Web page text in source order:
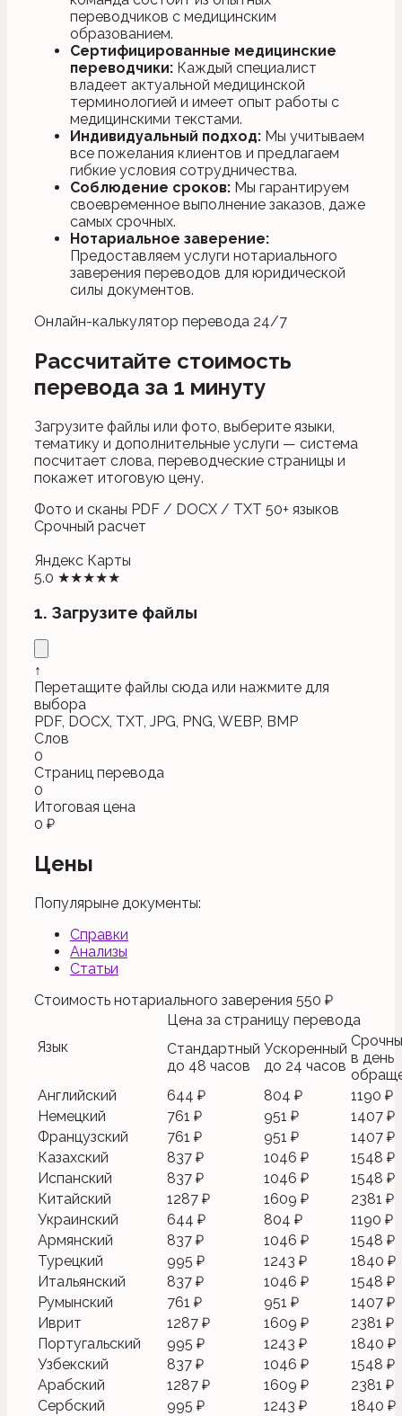
переводчиков с медицинским
образованием.
Сертифицированные медицинские
переводчики: Каждый специалист
владеет актуальной медицинской
терминологией и имеет опыт работы с
медицинскими текстами.
Индивидуальный подход: Мы учитываем
все пожелания клиентов и предлагаем
гибкие условия сотрудничества.
Соблюдение сроков: Мы гарантируем
своевременное выполнение заказов, даже
самых срочных.
Нотариальное заверение:
Предоставляем услуги нотариального
заверения переводов для юридической
силы документов.
Онлайн-калькулятор перевода 24/7
Рассчитайте стоимость
перевода за 1 минуту
Загрузите файлы или фото, выберите языки,
тематику и дополнительные услуги — система
посчитает слова, переводческие страницы и
покажет итоговую цену.
Фото и сканы PDF / DOCX / TXT 50+ языков
Срочный расчет
Яндекс Карты
5.0 ★★★★★
1. Загрузите файлы
↑
Перетащите файлы сюда или нажмите для
выбора
PDF, DOCX, TXT, JPG, PNG, WEBP, BMP
Слов
0
Страниц перевода
0
Итоговая цена
0 ₽
Цены
Популярыне документы:
Справки
Анализы
Статьи
Стоимость нотариального заверения 550 ₽
Язык
Цена за страницу перевода
Стандартный
до 48 часов
Ускоренный
до 24 часов в день
Английский
644 ₽ 804 ₽
1190 ₽
Немецкий
761 ₽ 951 ₽
1407 ₽
Французский
761 ₽ 951 ₽
1407 ₽
Казахский
837 ₽ 1046 ₽
1548 ₽
Испанский
837 ₽ 1046 ₽
1548 ₽
Китайский
1287 ₽ 1609 ₽
2381 ₽
Украинский
644 ₽ 804 ₽
1190 ₽
Армянский
837 ₽ 1046 ₽
1548 ₽
Турецкий
995 ₽ 1243 ₽
1840 ₽
Итальянский
837 ₽ 1046 ₽
1548 ₽
Румынский
761 ₽ 951 ₽
1407 ₽
Иврит
1287 ₽ 1609 ₽
2381 ₽
Португальский
995 ₽ 1243 ₽
1840 ₽
Узбекский
837 ₽ 1046 ₽
1548 ₽
Арабский
1287 ₽ 1609 ₽
2381 ₽
Сербский
995 ₽ 1243 ₽
1840 ₽